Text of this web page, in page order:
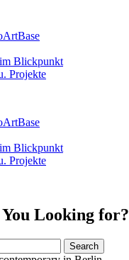
Blickpunkt
Projekte
Blickpunkt
Projekte
Looking for?
Search